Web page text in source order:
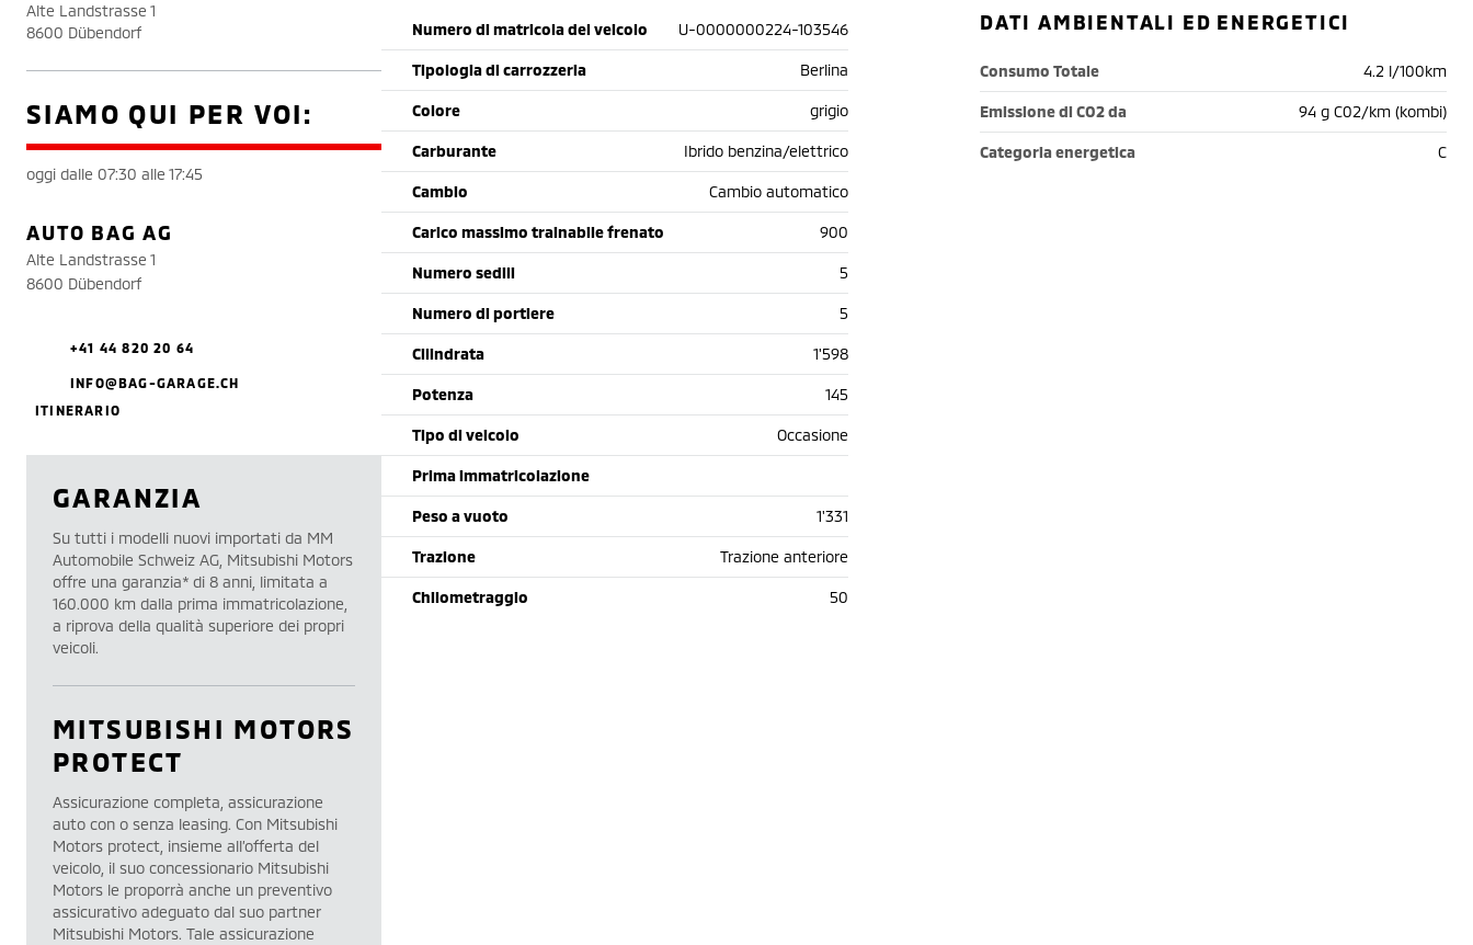
Numero di matricola del veicolo U-0000000224-103546
Tipologia di carrozzeria Berlina
Colore grigio
Carburante Ibrido benzina/elettrico
Cambio Cambio automatico
Carico massimo trainabile frenato 900
Numero sedili 5
Numero di portiere 5
Cilindrata 1'598
Potenza 145
Tipo di veicolo Occasione
Prima immatricolazione
Peso a vuoto 1'331
Trazione Trazione anteriore
Chilometraggio 50
DATI AMBIENTALI ED ENERGETICI
Consumo Totale 4.2 l/100km
Emissione di CO2 da 94 g C02/km (kombi)
Categoria energetica C
Alte Landstrasse 1
8600 Dübendorf
SIAMO QUI PER VOI:
oggi dalle 07:30 alle 17:45
AUTO BAG AG
Alte Landstrasse 1
8600 Dübendorf
+41 44 820 20 64
INFO@BAG-GARAGE.CH
ITINERARIO
GARANZIA
Su tutti i modelli nuovi importati da MM
Automobile Schweiz AG, Mitsubishi Motors
offre una garanzia* di 8 anni, limitata a
160.000 km dalla prima immatricolazione,
a riprova della qualità superiore dei propri
veicoli.
MITSUBISHI MOTORS
PROTECT
Assicurazione completa, assicurazione
auto con o senza leasing. Con Mitsubishi
Motors protect, insieme all’offerta del
veicolo, il suo concessionario Mitsubishi
Motors le proporrà anche un preventivo
assicurativo adeguato dal suo partner
Mitsubishi Motors. Tale assicurazione